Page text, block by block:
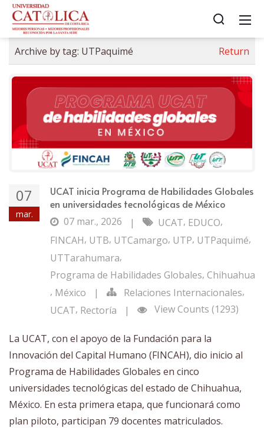
Archive by tag: UTPaquimé Return
07
mar.
UCAT inicia Programa de Habilidades Globales
en universidades tecnológicas de México
07 mar., 2026
| UCAT, EDUCO,
FINCAH, UTB, UTCamargo, UTP, UTPaquimé,
UTTarahumara,
Programa de Habilidades Globales, Chihuahua
, México | Relaciones Internacionales,
UCAT, Rectoría | View Counts (1293)
La UCAT, con el apoyo de la Fundación para la
Innovación del Capital Humano (FINCAH), dio inicio al
Programa de Habilidades Globales en cinco
universidades tecnológicas del estado de Chihuahua,
México. En esta primera etapa, que funcionará como
plan piloto, participan 79 docentes matriculados.